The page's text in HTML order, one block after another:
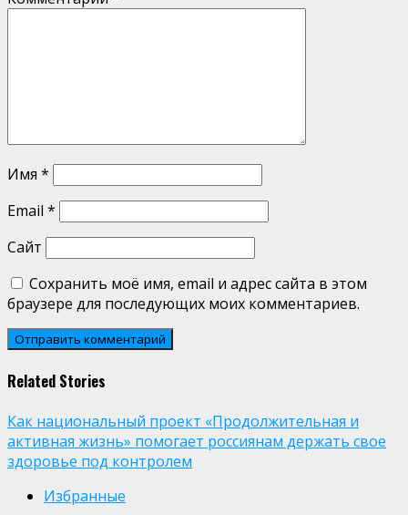
Имя *
Email *
Сайт
Сохранить моё имя, email и адрес сайта в этом
браузере для последующих моих комментариев.
Related Stories
Как национальный проект «Продолжительная и
активная жизнь» помогает россиянам держать свое
здоровье под контролем
Избранные